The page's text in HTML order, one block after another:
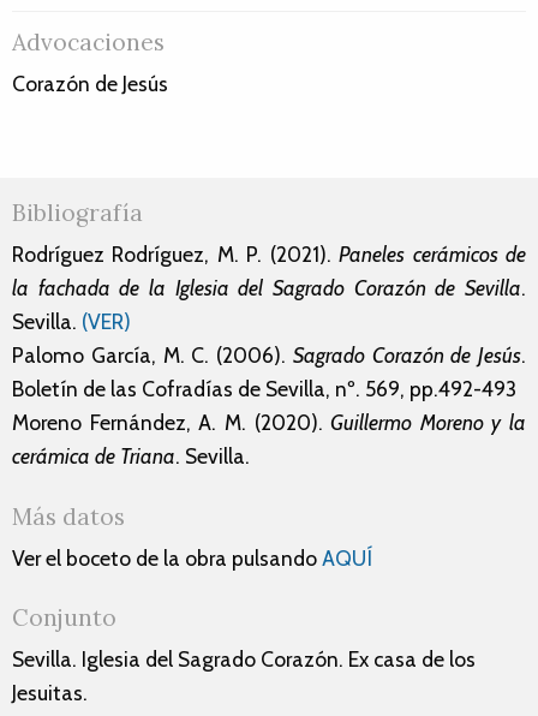
Advocaciones
Corazón de Jesús
Bibliografía
Rodríguez Rodríguez, M. P. (2021). Paneles cerámicos de
la fachada de la Iglesia del Sagrado Corazón de Sevilla.
Sevilla. (VER)
Palomo García, M. C. (2006). Sagrado Corazón de Jesús.
Boletín de las Cofradías de Sevilla, nº. 569, pp.492-493
Moreno Fernández, A. M. (2020).Guillermo Moreno y la
cerámica de Triana. Sevilla.
Más datos
Ver el boceto de la obra pulsandoAQUÍ
Conjunto
Sevilla. Iglesia del Sagrado Corazón. Ex casa de los
Jesuitas.